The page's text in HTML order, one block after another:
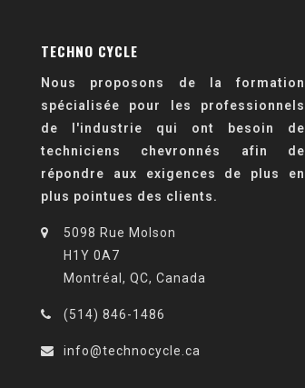
TECHNO CYCLE
Nous proposons de la formation
spécialisée pour les professionnels
de l'industrie qui ont besoin de
techniciens chevronnés afin de
répondre aux exigences de plus en
plus pointues des clients.
5098 Rue Molson
H1Y 0A7
Montréal, QC, Canada
(514) 846-1486
info@technocycle.ca